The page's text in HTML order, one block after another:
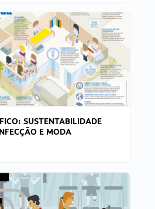
SUSTENTABILIDADE
E MODA